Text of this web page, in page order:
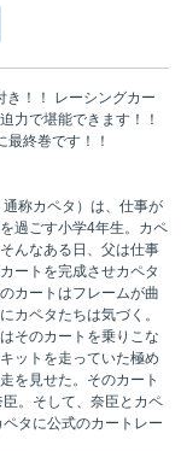
き！！ レーシングカー
力で堪能できます！！
終巻です！！
称カペタ）は、仕事が
過ごす小学4年生。カペ
んなある日、父は仕事
ートを完成させカペタ
カートはフレームが曲
カペタたちは気づく。
そのカートを乗りこな
ットを走っていた極め
を見せた。そのカート
。そして、奈臣とカペ
タに公式のカートレー